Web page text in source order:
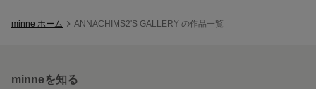
minne ホーム ANNACHIMS2'S GALLERY の作品一覧
minneを知る